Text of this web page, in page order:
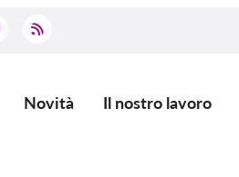
Main
Novità Il nostro lavoro